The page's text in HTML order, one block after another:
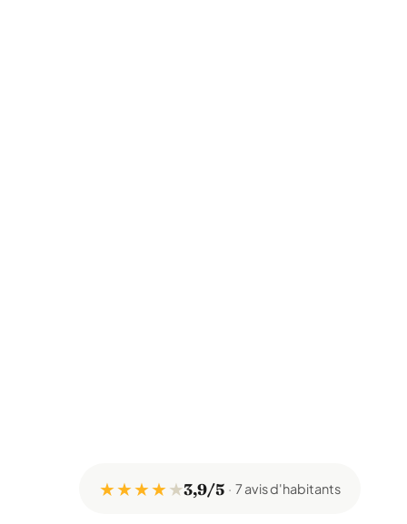
★ ★ ★ ★★3,9/5 7 avis d'habitants